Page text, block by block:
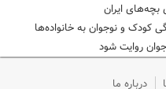
ایران
و نوجوان به خانواده‌ها
روایت شود
درباره ما